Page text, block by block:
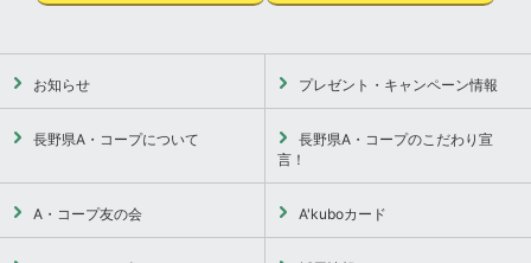
お知らせ プレゼント・キャンペーン情報
長野県A・コープについて
長野県A・コープのこだわり宣
言！
A・コープ友の会 A'kuboカード